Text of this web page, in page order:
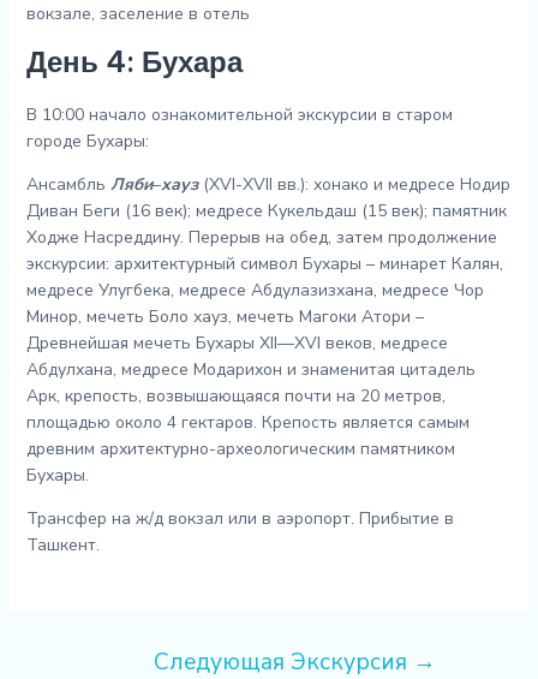
вокзале, заселение в отель
День 4: Бухара
В 10:00 начало ознакомительной экскурсии в старом
городе Бухары:
Ансамбль Ляби–хауз(XVI-XVII вв.): хонако и медресе Нодир
Диван Беги (16 век); медресе Кукельдаш (15 век); памятник
Ходже Насреддину. Перерыв на обед, затем продолжение
экскурсии: архитектурный символ Бухары – минарет Калян,
медресе Улугбека, медресе Абдулазизхана, медресе Чор
Минор, мечеть Боло хауз, мечеть Магоки Атори –
Древнейшая мечеть Бухары XII—XVI веков, медресе
Абдулхана, медресе Модарихон и знаменитая цитадель
Арк, крепость, возвышающаяся почти на 20 метров,
площадью около 4 гектаров. Крепость является самым
древним архитектурно-археологическим памятником
Бухары.
Трансфер на ж/д вокзал или в аэропорт. Прибытие в
Ташкент.
Следующая Экскурсия →